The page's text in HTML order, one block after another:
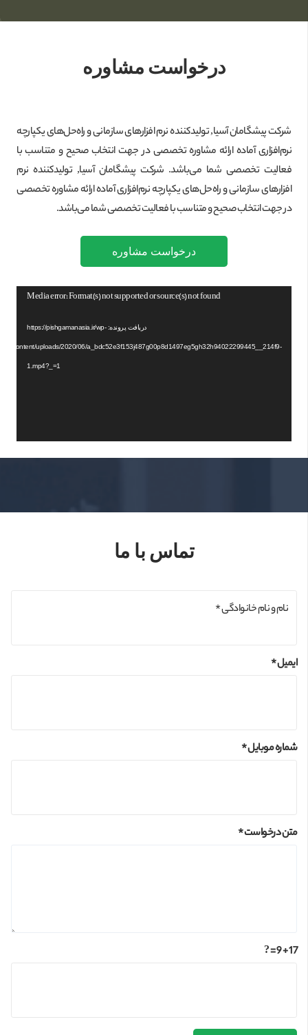
درخواست مشاوره
شرکت پیشگامان آسیا, تولیدکننده نرم افزارهای سازمانی و راه‌حل‌های یکپارچه
نرم‌افزاری آماده ارائه مشاوره تخصصی در جهت انتخاب صحیح و متناسب با
فعالیت تخصصی شما می‌باشد. شرکت پیشگامان آسیا, تولیدکننده نرم
افزارهای سازمانی و راه‌حل‌های یکپارچه نرم‌افزاری آماده ارائه مشاوره تخصصی
در جهت انتخاب صحیح و متناسب با فعالیت تخصصی شما می‌باشد.
درخواست مشاوره
Media error: Format(s) not supported or source(s) not found
دریافت پرونده: https://pishgamanasia.ir/wp-
content/uploads/2020/06/a_bdc52e3f153j487g00p8d1497eg5gh32h94022299445__214f9-
1.mp4?_=1
تماس با ما
نام و نام خانوادگی *
ایمیل *
شماره موبایل *
متن درخواست *
17 + 9 = ?